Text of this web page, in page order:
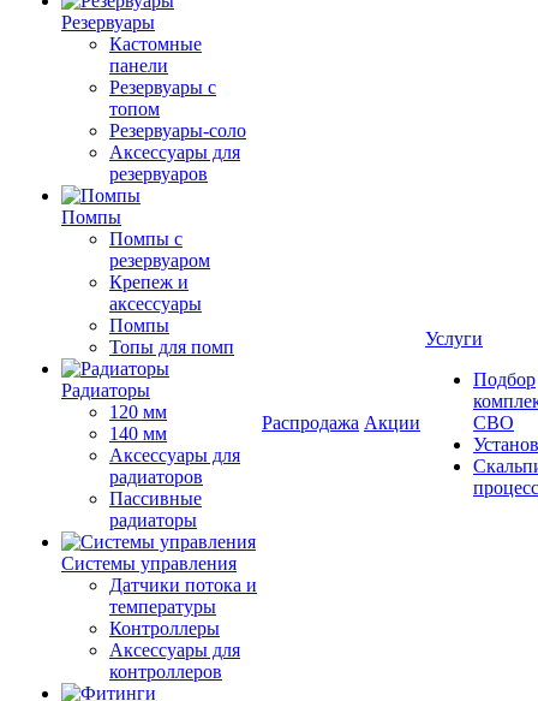
Резервуары
Кастомные
панели
Резервуары с
топом
Резервуары-соло
Аксессуары для
резервуаров
Помпы
Помпы с
резервуаром
Крепеж и
аксессуары
Помпы
Топы для помп
Радиаторы
120 мм
140 мм
Аксессуары для
радиаторов
Пассивные
радиаторы
Системы управления
Датчики потока и
температуры
Контроллеры
Аксессуары для
контроллеров
Распродажа Акции
Услуги
Подбор
СВО